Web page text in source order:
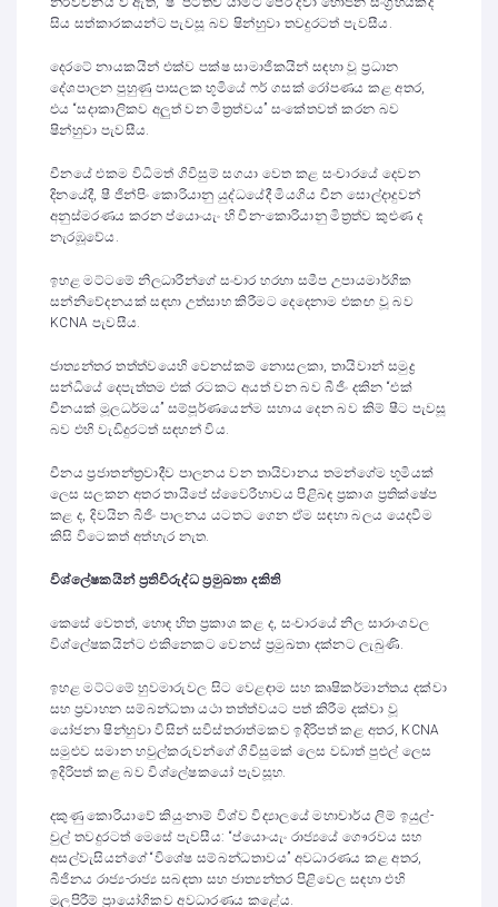
සිය සත්කාරකයන්ට පැවසූ බව ෂින්හුවා තවදුරටත් පැවසීය.
දෙරටේ නායකයින් එක්ව පක්ෂ සාමාජිකයින් සඳහා වූ ප්‍රධාන
දේශපාලන පුහුණු පාසලක භූමියේ ෆර් ගසක් රෝපණය කළ අතර,
එය “සදාකාලිකව අලුත් වන මිත්‍රත්වය” සංකේතවත් කරන බව
ෂින්හුවා පැවසීය.
චීනයේ එකම විධිමත් ගිවිසුම් සගයා වෙත කළ සංචාරයේ දෙවන
දිනයේදී, ෂී ජින්පිං කොරියානු යුද්ධයේදී මියගිය චීන සොල්දාදුවන්
අනුස්මරණය කරන ප්යොංයැං හි චීන-කොරියානු මිත්‍රත්ව කුළුණ ද
නැරඹූවේය.
ඉහළ මට්ටමේ නිලධාරීන්ගේ සංචාර හරහා සමීප උපායමාර්ගික
සන්නිවේදනයක් සඳහා උත්සාහ කිරීමට දෙදෙනාම එකඟ වූ බව
KCNA පැවසීය.
ජාත්‍යන්තර තත්ත්වයෙහි වෙනස්කම් නොසලකා, තායිවාන් සමුද්‍ර
සන්ධියේ දෙපැත්තම එක් රටකට අයත් වන බව බීජිං දකින “එක්
චීනයක් මූලධර්මය” සම්පූර්ණයෙන්ම සහාය දෙන බව කිම් ෂීට පැවසූ
බව එහි වැඩිදුරටත් සඳහන් විය.
චීනය ප්‍රජාතන්ත්‍රවාදීව පාලනය වන තායිවානය තමන්ගේම භූමියක්
ලෙස සලකන අතර තායිපේ ස්වෛරීභාවය පිළිබඳ ප්‍රකාශ ප්‍රතික්ෂේප
කළ ද, දිවයින බීජිං පාලනය යටතට ගෙන ඒම සඳහා බලය යෙදවීම
කිසි විටෙකත් අත්හැර නැත.
විශ්ලේෂකයින් ප්‍රතිවිරුද්ධ ප්‍රමුඛතා දකිති
කෙසේ වෙතත්, හොඳ හිත ප්‍රකාශ කළ ද, සංචාරයේ නිල සාරාංශවල
විශ්ලේෂකයින්ට එකිනෙකට වෙනස් ප්‍රමුඛතා දක්නට ලැබුණි.
ඉහළ මට්ටමේ හුවමාරුවල සිට වෙළඳාම සහ කෘෂිකර්මාන්තය දක්වා
සහ ප්‍රවාහන සම්බන්ධතා යථා තත්ත්වයට පත් කිරීම දක්වා වූ
යෝජනා ෂින්හුවා විසින් සවිස්තරාත්මකව ඉදිරිපත් කළ අතර, KCNA
සමුළුව සමාන හවුල්කරුවන්ගේ ගිවිසුමක් ලෙස වඩාත් පුළුල් ලෙස
ඉදිරිපත් කළ බව විශ්ලේෂකයෝ පැවසූහ.
දකුණු කොරියාවේ කියුංනාම් විශ්ව විද්‍යාලයේ මහාචාර්ය ලිම් ඉයුල්-
චුල් තවදුරටත් මෙසේ පැවසීය: “ප්යොංයැං රාජ්‍යයේ ගෞරවය සහ
අසල්වැසියන්ගේ “විශේෂ සම්බන්ධතාවය” අවධාරණය කළ අතර,
බීජිනය රාජ්‍ය-රාජ්‍ය සබඳතා සහ ජාත්‍යන්තර පිළිවෙල සඳහා එහි
මුලපිරීම් ප්‍රායෝගිකව අවධාරණය කළේය.